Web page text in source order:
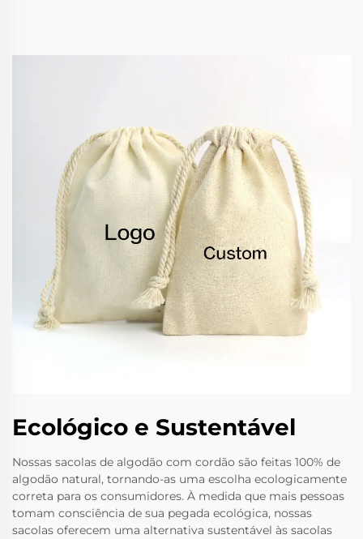
Ecológico e Sustentável
Nossas sacolas de algodão com cordão são feitas 100% de
algodão natural, tornando-as uma escolha ecologicamente
correta para os consumidores. À medida que mais pessoas
tomam consciência de sua pegada ecológica, nossas
sacolas oferecem uma alternativa sustentável às sacolas